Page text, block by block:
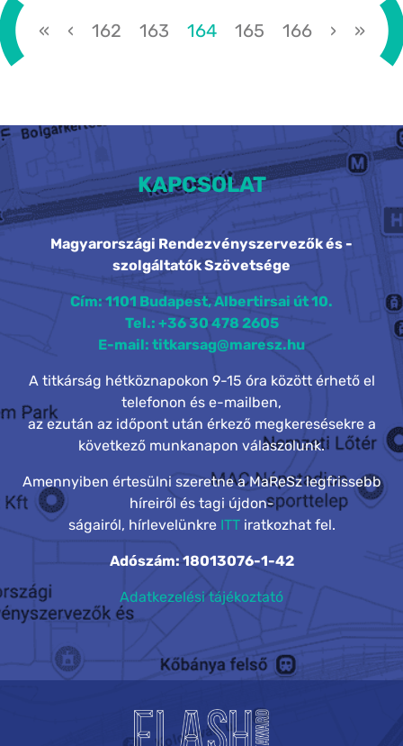
« ‹ 162 163 164 165 166 › »
KAPCSOLAT
Magyarországi Rendezvényszervezők és -
szolgáltatók Szövetsége
Cím: 1101 Budapest, Albertirsai út 10.
Tel.: +36 30 478 2605
E-mail: titkarsag@maresz.hu
A titkárság hétköznapokon 9-15 óra között érhető el
telefonon és e-mailben,
az ezután az időpont után érkező megkeresésekre a
következő munkanapon válaszolunk.
Amennyiben értesülni szeretne a MaReSz legfrissebb
híreiről és tagi újdon-
ságairól, hírlevelünkre ITTiratkozhat fel.
Adószám: 18013076-1-42
Adatkezelési tájékoztató